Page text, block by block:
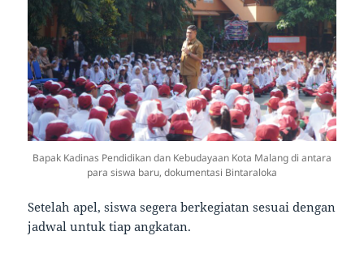
Bapak Kadinas Pendidikan dan Kebudayaan Kota Malang di antara
para siswa baru, dokumentasi Bintaraloka
Setelah apel, siswa segera berkegiatan sesuai dengan
jadwal untuk tiap angkatan.